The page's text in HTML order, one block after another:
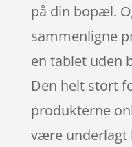
på din bopæl.
sammenligne
en tablet uden
Den helt stort
produkterne
være underlagt